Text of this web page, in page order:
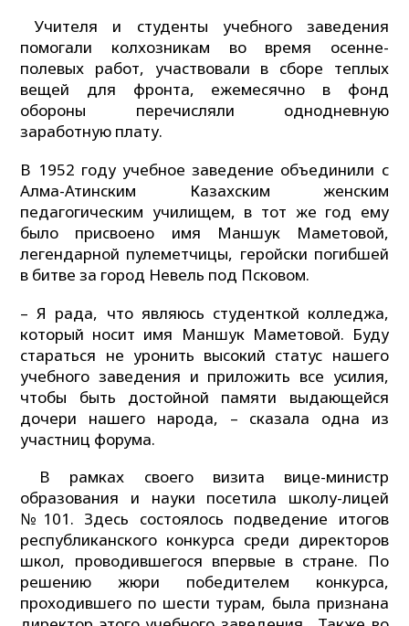
Учителя и студенты учебного заведения
помогали колхозникам во время осенне-
полевых работ, участвовали в сборе теплых
вещей для фронта, ежемесячно в фонд
обороны перечисляли однодневную
заработную плату.
В 1952 году учебное заведение объединили с
Алма-Атинским Казахским женским
педагогическим училищем, в тот же год ему
было присвоено имя Маншук Маметовой,
легендарной пулеметчицы, геройски погибшей
в битве за город Невель под Псковом.
– Я рада, что являюсь студенткой колледжа,
который носит имя Маншук Маметовой. Буду
стараться не уронить высокий статус нашего
учебного заведения и приложить все усилия,
чтобы быть достойной памяти выдающейся
дочери нашего народа, – сказала одна из
участниц форума.
В рамках своего визита вице-министр
образования и науки посетила школу-лицей
№101. Здесь состоялось подведение итогов
республиканского конкурса среди директоров
школ, проводившегося впервые в стране. По
решению жюри победителем конкурса,
проходившего по шести турам, была признана